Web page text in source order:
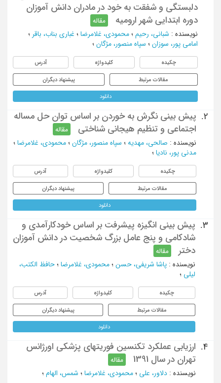
دلبستگی و شفقت به خود در مادران دانش آموزان
دوره ابتدایی شهر ارومیه
مقاله
نویسنده : شبانی، رحیم ؛ محمودی، غلامرضا ؛ غباری بناب، باقر ؛
امامی پور، سوزان ؛ سپاه منصور، مژگان ؛
چکیده کلیدواژه آدرس
مقالات مرتبط پیشنهاد دیگران
دانلود
2.
پیش بینی نگرش به خوردن بر اساس توان حل مساله
اجتماعی و تنظیم هیجانی شناختی
مقاله
نویسنده : صالحی، مهدیه ؛ سپاه منصور، مژگان ؛ محمودی، غلامرضا ؛
مدنی پور، نادیا ؛
چکیده کلیدواژه آدرس
مقالات مرتبط پیشنهاد دیگران
دانلود
3.
پیش بینی انگیزه پیشرفت بر اساس خودکارآمدی و
شادکامی و پنج عامل بزرگ شخصیت در دانش آموزان
دختر
مقاله
نویسنده : پاشا شریفی، حسن ؛ محمودی، غلامرضا ؛ حافظ الکتب،
لیلی ؛
چکیده کلیدواژه آدرس
مقالات مرتبط پیشنهاد دیگران
دانلود
4.
ارزیابی عملکرد تکنسین فوریتهای پزشکی اورژانس
تهران در سال 1391
مقاله
نویسنده : دلاور، علی ؛ محمودی، غلامرضا ؛ شمس، الهام ؛